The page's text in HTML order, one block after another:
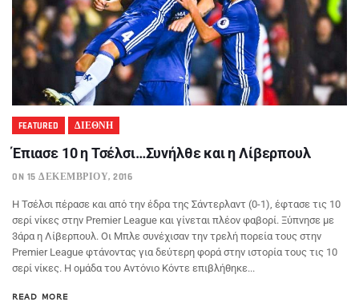
FEATURED ΔΙΕΘΝΗ
Έπιασε 10 η Τσέλσι…Συνήλθε και η Λίβερπουλ
ON 15 ΔΕΚΕΜΒΡΊΟΥ, 2016
Η Τσέλσι πέρασε και από την έδρα της Σάντερλαντ (0-1), έφτασε τις 10
σερί νίκες στην Premier League και γίνεται πλέον φαβορί. Ξύπνησε με
3άρα η Λίβερπουλ. Οι Μπλε συνέχισαν την τρελή πορεία τους στην
Premier League φτάνοντας για δεύτερη φορά στην ιστορία τους τις 10
σερί νίκες. Η ομάδα του Αντόνιο Κόντε επιβλήθηκε...
READ MORE